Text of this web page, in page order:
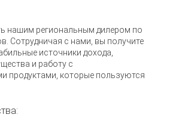
нашим региональным дилером по
Сотрудничая с нами, вы получите
источники дохода,
и работу с
продуктами, которые пользуются